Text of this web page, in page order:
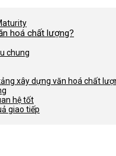
hoá chất lượng?
chung
xây dựng văn hoá chất
hệ tốt
giao tiếp